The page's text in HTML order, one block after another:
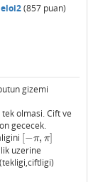
eloi2(857 puan)
gizemi
olmasi. Cift ve
gececek.
[−π, π]
−π,π ]
uzerine